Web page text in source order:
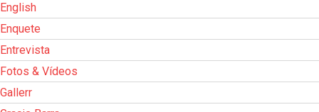
English
Enquete
Entrevista
Fotos & Vídeos
Gallerr